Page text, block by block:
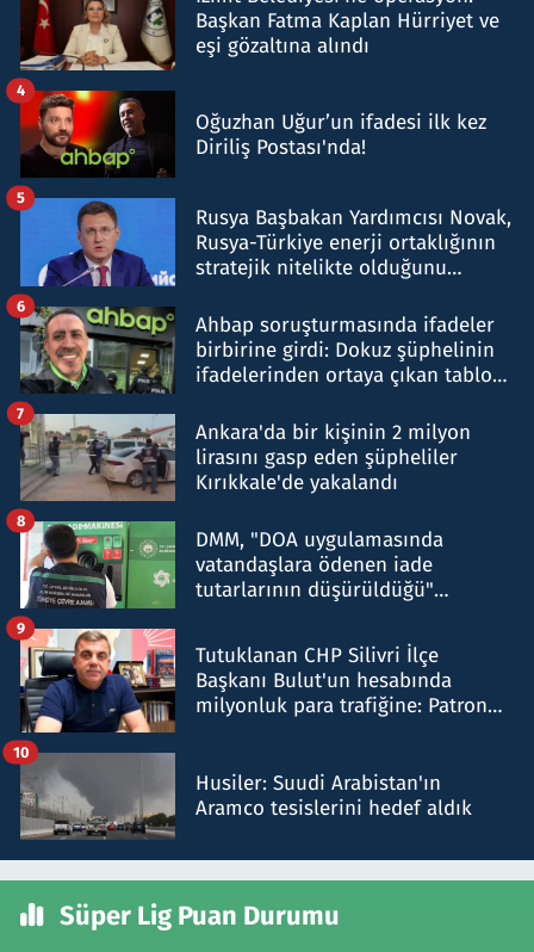
Başkan Fatma Kaplan Hürriyet ve
eşi gözaltına alındı
Oğuzhan Uğur’un ifadesi ilk kez
Diriliş Postası'nda!
4
Rusya Başbakan Yardımcısı Novak,
Rusya-Türkiye enerji ortaklığının
stratejik nitelikte olduğunu
5
Ahbap soruşturmasında ifadeler
birbirine girdi: Dokuz şüphelinin
ifadelerinden ortaya çıkan tablo
6
Ankara'da bir kişinin 2 milyon
lirasını gasp eden şüpheliler
Kırıkkale'de yakalandı
7
DMM, "DOA uygulamasında
vatandaşlara ödenen iade
tutarlarının düşürüldüğü"
8
Tutuklanan CHP Silivri İlçe
Başkanı Bulut'un hesabında
milyonluk para trafiğine: Patron
9
Husiler: Suudi Arabistan'ın
Aramco tesislerini hedef aldık
10
Süper Lig Puan Durumu